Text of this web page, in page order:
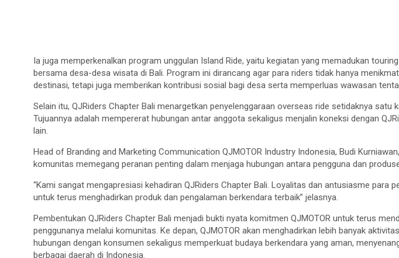
Ia juga memperkenalkan program unggulan Island Ride, yaitu kegiatan yang memadukan
bersama desa-desa wisata di Bali. Program ini dirancang agar para riders tidak hanya
destinasi, tetapi juga memberikan kontribusi sosial bagi desa serta memperluas wawasan
Selain itu, QJRiders Chapter Bali menargetkan penyelenggaraan overseas ride setidaknya satu
Tujuannya adalah mempererat hubungan antar anggota sekaligus menjalin koneksi dengan
lain.
Head of Branding and Marketing Communication QJMOTOR Industry Indonesia, Budi
komunitas memegang peranan penting dalam menjaga hubungan antara pengguna dan
“Kami sangat mengapresiasi kehadiran QJRiders Chapter Bali. Loyalitas dan antusiasme para
untuk terus menghadirkan produk dan pengalaman berkendara terbaik” jelasnya.
Pembentukan QJRiders Chapter Bali menjadi bukti nyata komitmen QJMOTOR untuk terus
penggunanya melalui komunitas. Ke depan, QJMOTOR akan menghadirkan lebih banyak
hubungan dengan konsumen sekaligus memperkuat budaya berkendara yang aman,
berbagai daerah di Indonesia.